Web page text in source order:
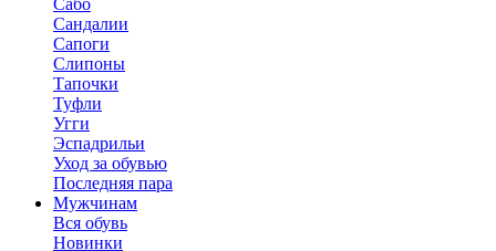
Сабо
Сандалии
Сапоги
Слипоны
Тапочки
Туфли
Угги
Эспадрильи
Уход за обувью
Последняя пара
Мужчинам
Вся обувь
Новинки